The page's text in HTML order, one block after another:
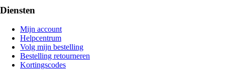
Diensten
Mijn account
Helpcentrum
Volg mijn bestelling
Bestelling retourneren
Kortingscodes